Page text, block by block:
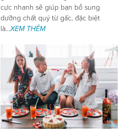
cực nhanh sẽ giúp bạn bổ sung
dưỡng chất quý từ gấc, đặc biệt
là...XEM THÊM